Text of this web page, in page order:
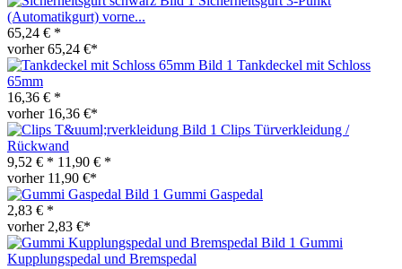
(Automatikgurt) vorne...
65,24 € *
vorher 65,24 €*
Tankdeckel mit Schloss
65mm
16,36 € *
vorher 16,36 €*
Clips Türverkleidung /
Rückwand
9,52 € * 11,90 € *
vorher 11,90 €*
Gummi Gaspedal
2,83 € *
vorher 2,83 €*
Gummi
Kupplungspedal und Bremspedal